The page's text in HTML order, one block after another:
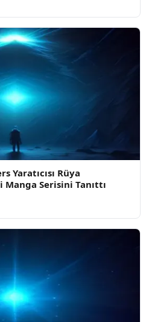
Yaratıcısı Rüya
Manga Serisini Tanıttı